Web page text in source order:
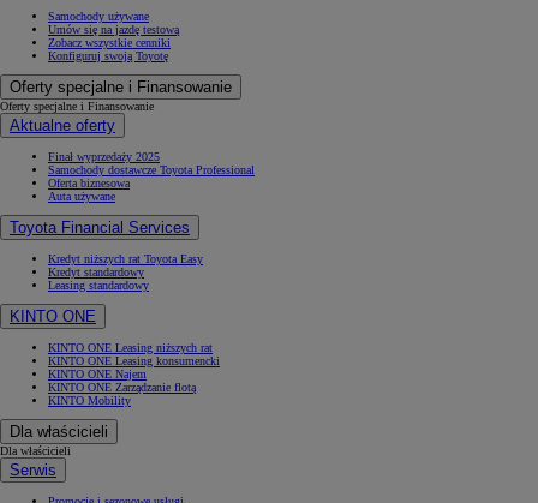
Samochody używane
Umów się na jazdę testową
Zobacz wszystkie cenniki
Konfiguruj swoją Toyotę
Oferty specjalne i Finansowanie
Oferty specjalne i Finansowanie
Aktualne oferty
Finał wyprzedaży 2025
Samochody dostawcze Toyota Professional
Oferta biznesowa
Auta używane
Toyota Financial Services
Kredyt niższych rat Toyota Easy
Kredyt standardowy
Leasing standardowy
KINTO ONE
KINTO ONE Leasing niższych rat
KINTO ONE Leasing konsumencki
KINTO ONE Najem
KINTO ONE Zarządzanie flotą
KINTO Mobility
Dla właścicieli
Dla właścicieli
Serwis